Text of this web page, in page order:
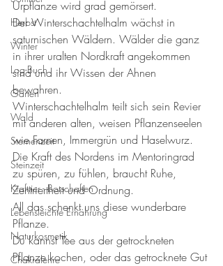
Herbst
Winter
Log-Buch
Garten
Wald
Sternenzeit
Steinzeit
Krafttier - Botschaften
Lebensleichte Ernährung
Naturkosmetik
Chakralehre
Urpflanze wird grad gemörsert.
Der Winterschachtelhalm wächst in
saturnischen Wäldern. Wälder die ganz
in ihrer uralten Nordkraft angekommen
sind und ihr Wissen der Ahnen
bewahren.
Winterschachtelhalm teilt sich sein Revier
mit anderen alten, weisen Pflanzenseelen
wie Farnen, Immergrün und Haselwurz.
Die Kraft des Nordens im Mentoringrad
zu spüren, zu fühlen, braucht Ruhe,
Zentriertheit und Ordnung.
All das schenkt uns diese wunderbare
Pflanze.
Du kannst Tee aus der getrockneten
Pflanze kochen, oder das getrocknete Gut